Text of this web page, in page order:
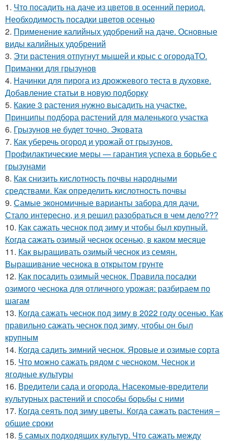
1. Что посадить на даче из цветов в осенний период.
Необходимость посадки цветов осенью
2. Применение калийных удобрений на даче. Основные
виды калийных удобрений
3. Эти растения отпугнут мышей и крыс с огородаТО.
Приманки для грызунов
4. Начинки для пирога из дрожжевого теста в духовке.
Добавление статьи в новую подборку
5. Какие 3 растения нужно высадить на участке.
Принципы подбора растений для маленького участка
6. Грызунов не будет точно. Эковата
7. Как уберечь огород и урожай от грызунов.
Профилактические меры — гарантия успеха в борьбе с
грызунами
8. Как снизить кислотность почвы народными
средствами. Как определить кислотность почвы
9. Самые экономичные варианты забора для дачи.
Стало интересно, и я решил разобраться в чем дело???
10. Как сажать чеснок под зиму и чтобы был крупный.
Когда сажать озимый чеснок осенью, в каком месяце
11. Как выращивать озимый чеснок из семян.
Выращивание чеснока в открытом грунте
12. Как посадить озимый чеснок. Правила посадки
озимого чеснока для отличного урожая: разбираем по
шагам
13. Когда сажать чеснок под зиму в 2022 году осенью. Как
правильно сажать чеснок под зиму, чтобы он был
крупным
14. Когда садить зимний чеснок. Яровые и озимые сорта
15. Что можно сажать рядом с чесноком. Чеснок и
ягодные культуры
16. Вредители сада и огорода. Насекомые-вредители
культурных растений и способы борьбы с ними
17. Когда сеять под зиму цветы. Когда сажать растения –
общие сроки
18. 5 самых подходящих культур. Что сажать между